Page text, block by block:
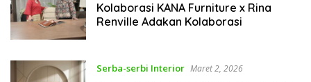
Kolaborasi KANA Furniture x Rina
Renville Adakan Kolaborasi
Serba-serbi Interior Maret 2, 2026